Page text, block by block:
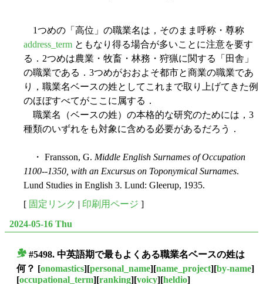
1つめの「高位」の職業名は，そのまま呼称・尊称
address_term ともなり得る場合が多いことに注意を要す
る．2つめは農業・牧畜・林務・狩猟に関する「田舎」
の職業である．3つめがおおよそ都市と商業の職業であ
り，職業名ベースの姓としてこれまで取り上げてきた例
のほぼすべてがここに属する．
職業名（ベースの姓）の本格的な研究のためには，3
種類のいずれをも対象に含める必要があるだろう．
・ Fransson, G. Middle English Surnames of Occupation
1100--1350, with an Excursus on Toponymical Surnames.
Lund Studies in English 3. Lund: Gleerup, 1935.
[ 固定リンク | 印刷用ページ ]
2024-05-16 Thu
#5498. 中英語期で最もよくある職業名ベースの姓は
何？ [onomastics][personal_name][name_project][by-name]
[occupational_term][ranking][voicy][heldio]